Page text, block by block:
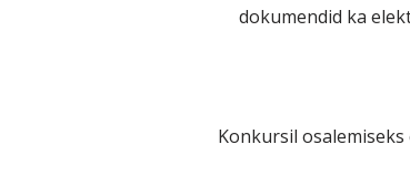
dokumendid ka
Konkursil